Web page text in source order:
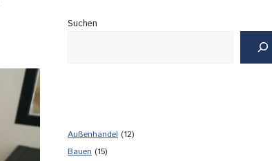
Suchen
Außenhandel (12)
Bauen (15)